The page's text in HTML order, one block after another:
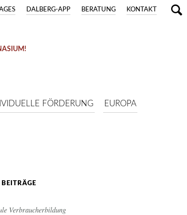
KONTAKT
BERATUNG
DALBERG-APP
FÖRDERUNG EUROPA
BEITRÄGE
Verbraucherbildung